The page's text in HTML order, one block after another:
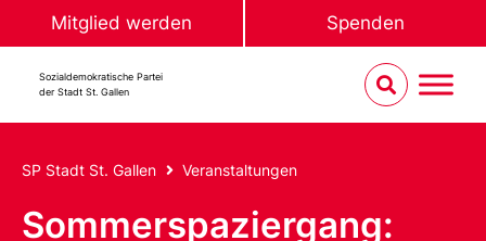
Mitglied werden Spenden
Sozialdemokratische Partei
der Stadt St. Gallen
SP Stadt St. Gallen Veranstaltungen
Sommerspaziergang: